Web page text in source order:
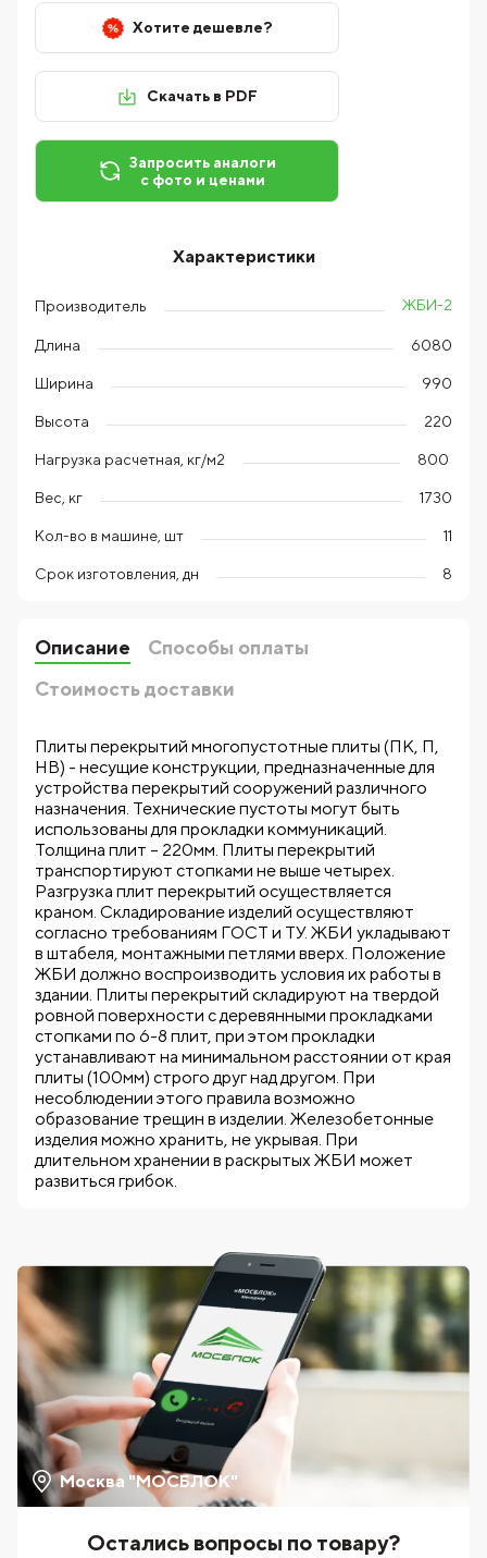
Хотите дешевле?
Скачать в PDF
Запросить аналоги
с фото и ценами
Характеристики
Производитель ЖБИ-2
Длина 6080
Ширина 990
Высота 220
Нагрузка расчетная, кг/м2 800
Вес, кг 1730
Кол-во в машине, шт 11
Срок изготовления, дн 8
Описание
Способы оплаты
Стоимость доставки
Плиты перекрытий многопустотные плиты (ПК, П,
НВ) - несущие конструкции, предназначенные для
устройства перекрытий сооружений различного
назначения. Технические пустоты могут быть
использованы для прокладки коммуникаций.
Толщина плит – 220мм. Плиты перекрытий
транспортируют стопками не выше четырех.
Разгрузка плит перекрытий осуществляется
краном. Складирование изделий осуществляют
согласно требованиям ГОСТ и ТУ. ЖБИ укладывают
в штабеля, монтажными петлями вверх. Положение
ЖБИ должно воспроизводить условия их работы в
здании. Плиты перекрытий складируют на твердой
ровной поверхности с деревянными прокладками
стопками по 6-8 плит, при этом прокладки
устанавливают на минимальном расстоянии от края
плиты (100мм) строго друг над другом. При
несоблюдении этого правила возможно
образование трещин в изделии. Железобетонные
изделия можно хранить, не укрывая. При
длительном хранении в раскрытых ЖБИ может
развиться грибок.
Москва "МОСБЛОК"
Остались вопросы по товару?